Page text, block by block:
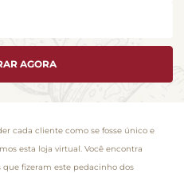
AGORA
cada cliente como se fosse único e
esta loja virtual. Você encontra
fizeram este pedacinho dos